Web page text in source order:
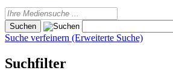
Suche verfeinern (Erweiterte Suche)
Suchfilter